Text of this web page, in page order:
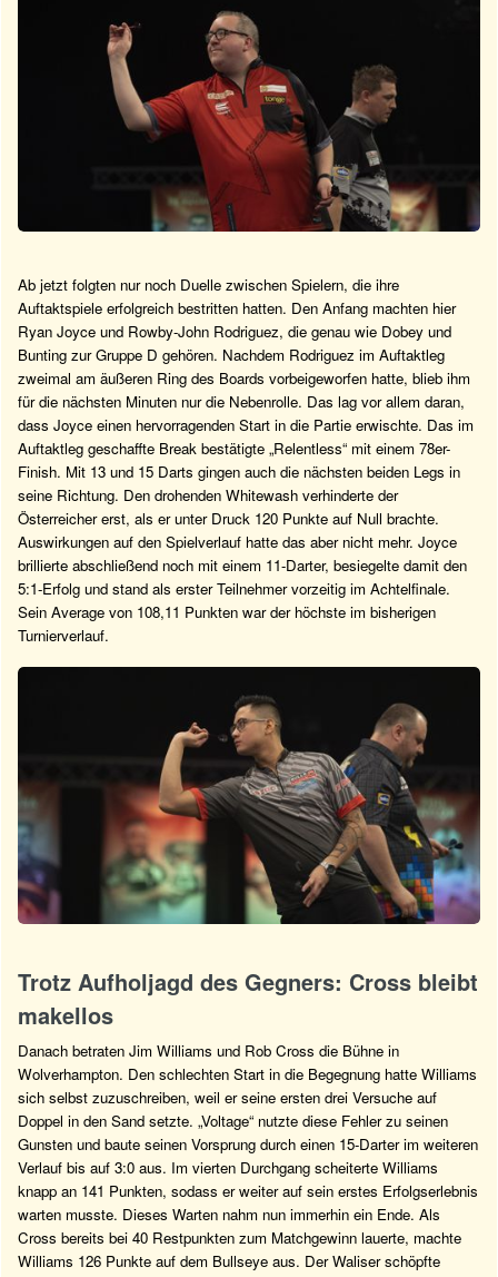
Ab jetzt folgten nur noch Duelle zwischen Spielern, die ihre
Auftaktspiele erfolgreich bestritten hatten. Den Anfang machten hier
Ryan Joyce und Rowby-John Rodriguez, die genau wie Dobey und
Bunting zur Gruppe D gehören. Nachdem Rodriguez im Auftaktleg
zweimal am äußeren Ring des Boards vorbeigeworfen hatte, blieb ihm
für die nächsten Minuten nur die Nebenrolle. Das lag vor allem daran,
dass Joyce einen hervorragenden Start in die Partie erwischte. Das im
Auftaktleg geschaffte Break bestätigte „Relentless“ mit einem 78er-
Finish. Mit 13 und 15 Darts gingen auch die nächsten beiden Legs in
seine Richtung. Den drohenden Whitewash verhinderte der
Österreicher erst, als er unter Druck 120 Punkte auf Null brachte.
Auswirkungen auf den Spielverlauf hatte das aber nicht mehr. Joyce
brillierte abschließend noch mit einem 11-Darter, besiegelte damit den
5:1-Erfolg und stand als erster Teilnehmer vorzeitig im Achtelfinale.
Sein Average von 108,11 Punkten war der höchste im bisherigen
Turnierverlauf.
Trotz Aufholjagd des Gegners: Cross bleibt
makellos
Danach betraten Jim Williams und Rob Cross die Bühne in
Wolverhampton. Den schlechten Start in die Begegnung hatte Williams
sich selbst zuzuschreiben, weil er seine ersten drei Versuche auf
Doppel in den Sand setzte. „Voltage“ nutzte diese Fehler zu seinen
Gunsten und baute seinen Vorsprung durch einen 15-Darter im weiteren
Verlauf bis auf 3:0 aus. Im vierten Durchgang scheiterte Williams
knapp an 141 Punkten, sodass er weiter auf sein erstes Erfolgserlebnis
warten musste. Dieses Warten nahm nun immerhin ein Ende. Als
Cross bereits bei 40 Restpunkten zum Matchgewinn lauerte, machte
Williams 126 Punkte auf dem Bullseye aus. Der Waliser schöpfte